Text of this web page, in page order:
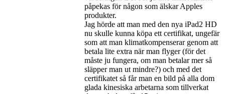
påpekas för någon som älskar Apples
produkter.
Jag hörde att man med den nya iPad2 HD
nu skulle kunna köpa ett certifikat, ungefär
som att man klimatkompenserar genom att
betala lite extra när man flyger (för det
måste ju fungera, om man betalar mer så
släpper man ut mindre?) och med det
certifikatet så får man en bild på alla dom
glada kinesiska arbetarna som tillverkat